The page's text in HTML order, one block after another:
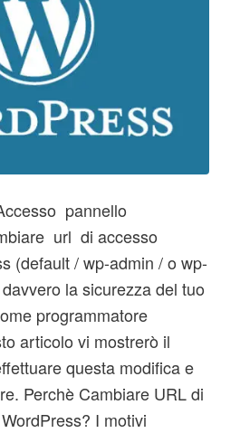
pannello
url di accesso
(default / wp-admin / o wp-
la sicurezza del tuo
programmatore
articolo vi mostrerò il
questa modifica e
Perchè Cambiare URL di
I motivi